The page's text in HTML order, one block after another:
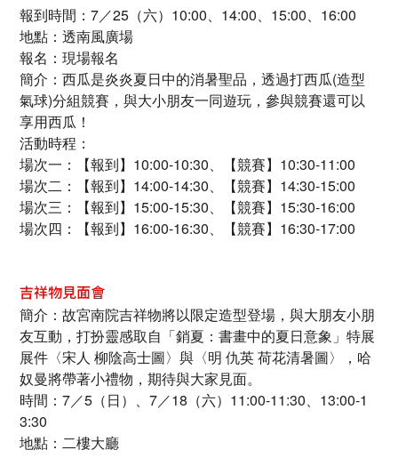
報到時間：7／25（六）10:00、14:00、15:00、16:00
地點：透南風廣場
報名：現場報名
簡介：西瓜是炎炎夏日中的消暑聖品，透過打西瓜(造型
氣球)分組競賽，與大小朋友一同遊玩，參與競賽還可以
享用西瓜！
活動時程：
場次一：【報到】10:00-10:30、【競賽】10:30-11:00
場次二：【報到】14:00-14:30、【競賽】14:30-15:00
場次三：【報到】15:00-15:30、【競賽】15:30-16:00
場次四：【報到】16:00-16:30、【競賽】16:30-17:00
吉祥物見面會
簡介：故宮南院吉祥物將以限定造型登場，與大朋友小朋
友互動，打扮靈感取自「銷夏：書畫中的夏日意象」特展
展件〈宋人 柳陰高士圖〉與〈明 仇英 荷花清暑圖〉，哈
奴曼將帶著小禮物，期待與大家見面。
時間：7／5（日）、7／18（六）11:00-11:30、13:00-1
3:30
地點：二樓大廳